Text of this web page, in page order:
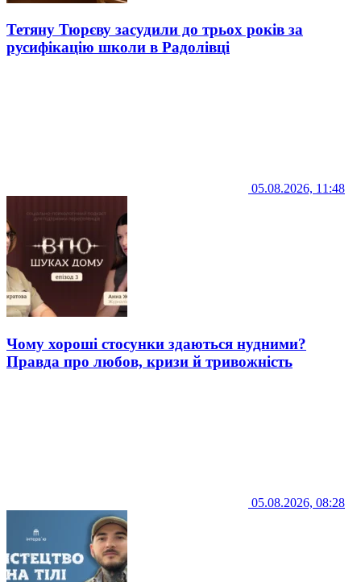
Тетяну Тюрєву засудили до трьох років за
русифікацію школи в Радолівці
05.08.2026, 11:48
Чому хороші стосунки здаються нудними?
Правда про любов, кризи й тривожність
05.08.2026, 08:28